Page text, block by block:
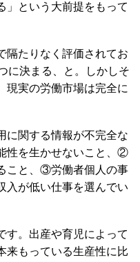
」という大前提をもって
隔たりなく評価されてお
に決まる、と。しかしそ
現実の労働市場は完全に
関する情報が不完全な
性を生かせないこと、②
こと、③労働者個人の事
入が低い仕事を選んでい
。出産や育児によって
来もっている生産性に比